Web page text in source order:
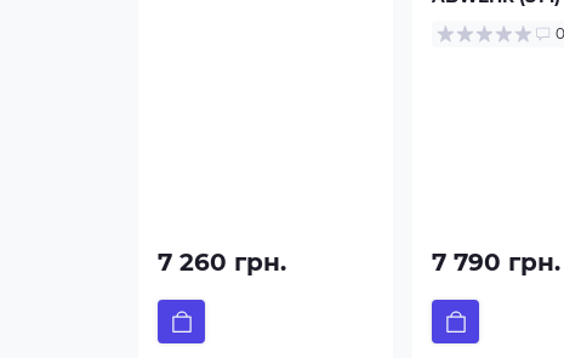
7 260 грн.
0
7 790 грн.